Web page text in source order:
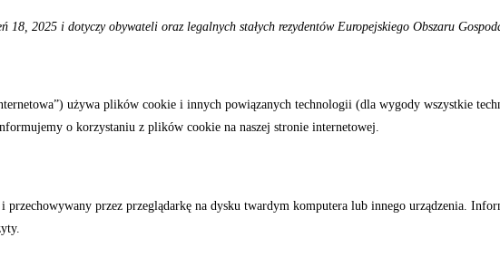
18, 2025 i dotyczy obywateli oraz legalnych stałych rezydentów Europejskiego Obszaru
używa plików cookie i innych powiązanych technologii (dla wygody wszystkie
o korzystaniu z plików cookie na naszej stronie internetowej.
przez przeglądarkę na dysku twardym komputera lub innego urządzenia.